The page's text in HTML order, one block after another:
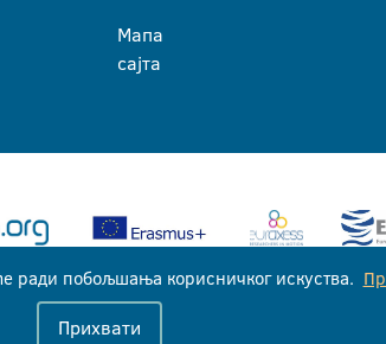
Мапа
сајта
у Бањој Луци © 2026
ради побољшања корисничког искуства.
Прихвати